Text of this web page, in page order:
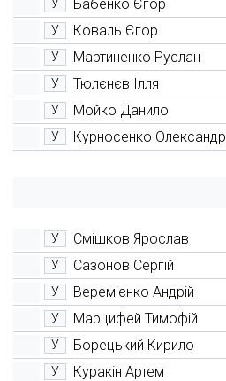
У Бабенко Єгор
У Коваль Єгор
У Мартиненко Руслан
У Тюлєнєв Ілля
У Мойко Данило
У Курносенко Олександр
У Смішков Ярослав
У Сазонов Сергій
У Веремієнко Андрій
У Марцифей Тимофій
У Борецький Кирило
У Куракін Артем